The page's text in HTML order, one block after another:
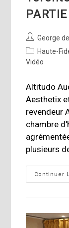
Auteur/
de
la
George
Post
category:
Haute-
Vidéo
Altitudo
Aesthetix
revendeur
chambre
plusieurs
Continuer